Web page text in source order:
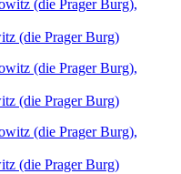
(die Prager Burg)
(die Prager Burg)
(die Prager Burg)